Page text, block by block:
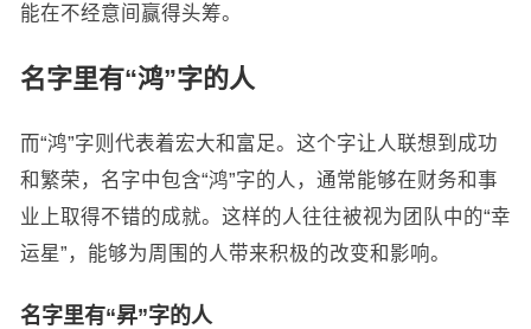
能在不经意间赢得头筹。
名字里有“鸿”字的人
而“鸿”字则代表着宏大和富足。这个字让人联想到成功
和繁荣，名字中包含“鸿”字的人，通常能够在财务和事
业上取得不错的成就。这样的人往往被视为团队中的“幸
运星”，能够为周围的人带来积极的改变和影响。
名字里有“昇”字的人